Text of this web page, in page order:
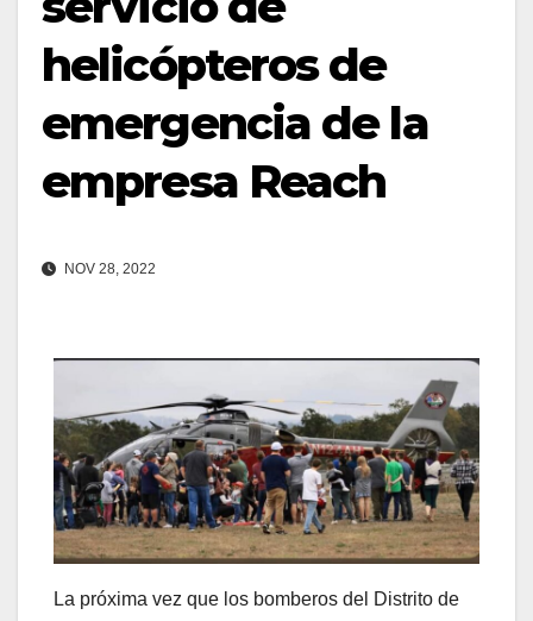
helicópteros de
emergencia de la
empresa Reach
NOV 28, 2022
La próxima vez que los bomberos del Distrito de